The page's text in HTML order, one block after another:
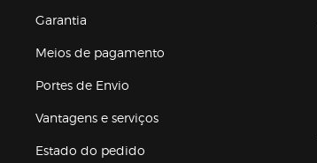
Garantia
Meios de pagamento
Portes de Envio
Vantagens e serviços
Estado do pedido